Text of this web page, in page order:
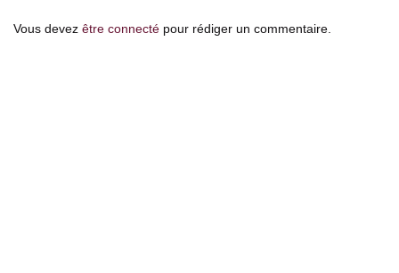
Vous devez être connecté pour rédiger un commentaire.